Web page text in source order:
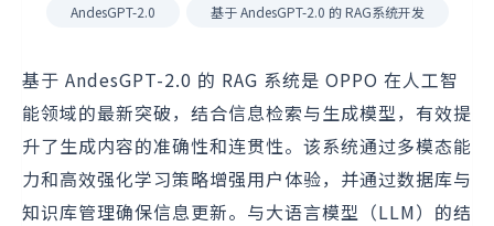
AndesGPT-2.0 基于 AndesGPT-2.0 的 RAG系统开发
基于 AndesGPT-2.0 的 RAG 系统是 OPPO 在人工智
能领域的最新突破，结合信息检索与生成模型，有效提
升了生成内容的准确性和连贯性。该系统通过多模态能
力和高效强化学习策略增强用户体验，并通过数据库与
知识库管理确保信息更新。与大语言模型（LLM）的结